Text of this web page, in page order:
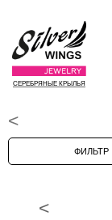
СЕРЕБРЯНЫЕ КРЫЛЬЯ
ФИЛЬТР
<